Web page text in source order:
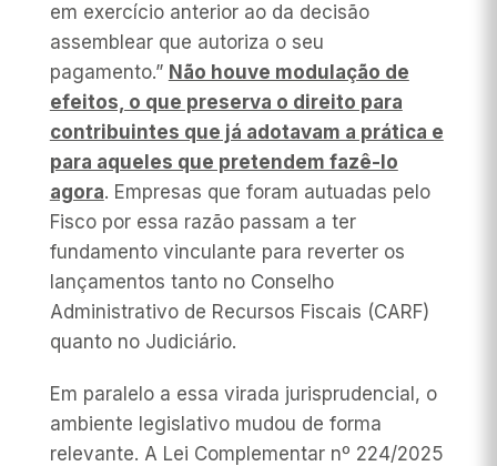
em exercício anterior ao da decisão
assemblear que autoriza o seu
pagamento.” Não houve modulação de
efeitos, o que preserva o direito para
contribuintes que já adotavam a prática e
para aqueles que pretendem fazê-lo
agora. Empresas que foram autuadas pelo
Fisco por essa razão passam a ter
fundamento vinculante para reverter os
lançamentos tanto no Conselho
Administrativo de Recursos Fiscais (CARF)
quanto no Judiciário.
Em paralelo a essa virada jurisprudencial, o
ambiente legislativo mudou de forma
relevante. A Lei Complementar nº 224/2025